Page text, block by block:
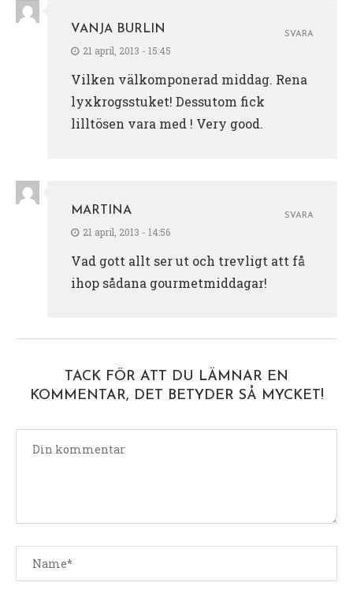
VANJA BURLIN
21 april, 2013 - 15:45
Vilken välkomponerad middag. Rena
lyxkrogsstuket! Dessutom fick
lilltösen vara med ! Very good.
SVARA
MARTINA
21 april, 2013 - 14:56
Vad gott allt ser ut och trevligt att få
ihop sådana gourmetmiddagar!
SVARA
TACK FÖR ATT DU LÄMNAR EN
KOMMENTAR, DET BETYDER SÅ MYCKET!